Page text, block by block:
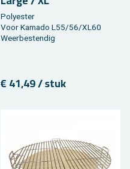
Po­ly­es­ter
Voor Ka­ma­do L55/56/XL60
Weer­be­sten­dig
€ 41,49 / stuk